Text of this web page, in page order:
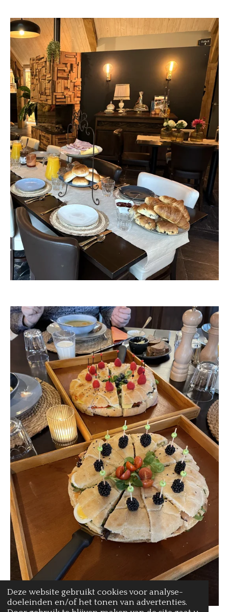
Deze website gebruikt cookies voor analyse-
doeleinden en/of het tonen van advertenties.